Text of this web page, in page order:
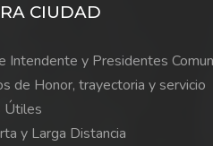
CIUDAD
Intendente y Presidentes
de Honor, trayectoria y servicio
Útiles
y Larga Distancia